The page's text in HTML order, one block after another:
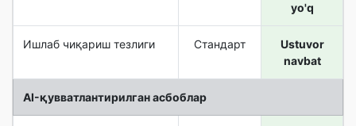
yo'q
Ишлаб чиқариш тезлиги Стандарт
Ustuvor
navbat
AI-қувватлантирилган асбоблар